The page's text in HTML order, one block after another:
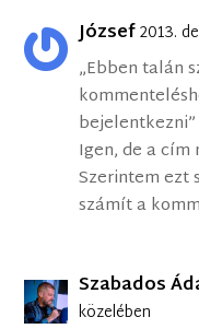
József2013.
„Ebben talán
bejelentkezni”
Igen, de a cím
Szerintem ezt
számít a
Szabados
közelében